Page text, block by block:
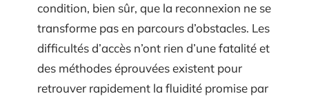
condition, bien sûr, que la reconnexion ne se
transforme pas en parcours d’obstacles. Les
difficultés d’accès n’ont rien d’une fatalité et
des méthodes éprouvées existent pour
retrouver rapidement la fluidité promise par